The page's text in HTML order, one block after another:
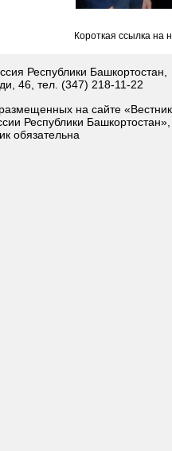
Короткая ссылка на
Республики Башкортостан,
46, тел. (347) 218-11-22
на сайте «Вестник
Республики Башкортостан»,
обязательна